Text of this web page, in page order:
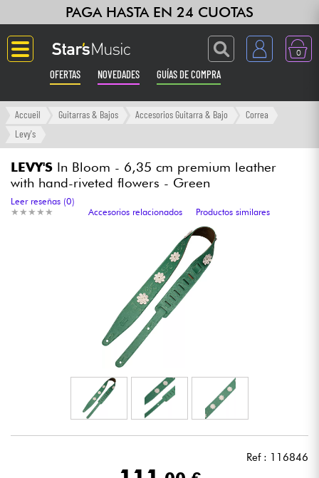
PAGA HASTA EN 24 CUOTAS
0
OFERTAS NOVEDADES GUÍAS DE COMPRA
Langue
Ampli & Efectos
Sintetizadores & samplers
Accueil Guitarras & Bajos Accesorios Guitarra & Bajo
Correa
Levy's
LEVY'S In Bloom - 6,35 cm premium leather
with hand-riveted flowers - Green
★ ★ ★ ★ ★
★ ★ ★ ★ ★
Leer reseñas (0)
Accesorios relacionados
Productos similares
Ref : 116846